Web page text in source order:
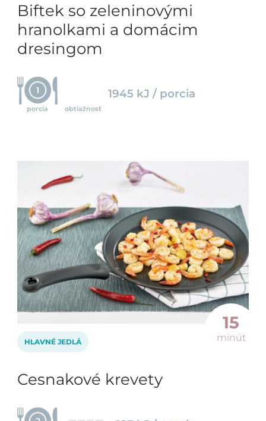
Biftek so zeleninovými
hranolkami a domácim
dresingom
1
porcia obtiažnosť
1945 kJ / porcia
15
minút
HLAVNÉ JEDLÁ
Cesnakové krevety